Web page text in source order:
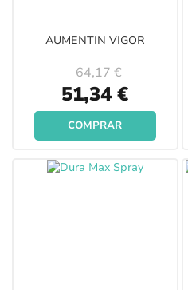
AUMENTIN VIGOR
Special
Price
51,34 €
64,17 €
COMPRAR